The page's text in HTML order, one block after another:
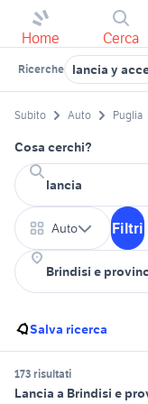
Home Cerca
Ricerche lancia y
Subito Auto Puglia
Cosa cerchi?
Auto Filtri
Salva ricerca
173 risultati
Lancia a Brindisi e